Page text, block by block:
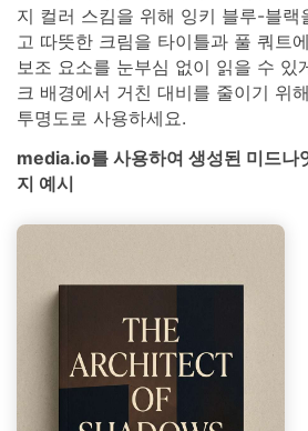
지 컬러 스킴을 위해 잉키 블루-블랙
고 따뜻한 크림을 타이틀과 풀 쿼트
보조 요소를 눈부심 없이 읽을 수 있
크 배경에서 거친 대비를 줄이기 위
투명도로 사용하세요.
media.io를 사용하여 생성된 미드나
지 예시